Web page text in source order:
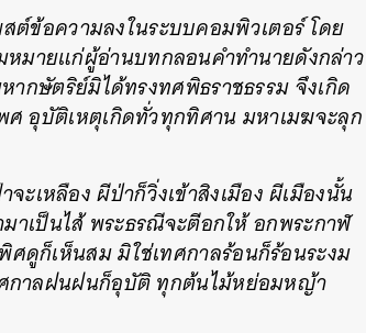
สต์ข้อความลงในระบบคอมพิวเตอร์ โดย
มายแก่ผู้อ่านบทกลอนคำทำนายดังกล่าว
ากษัตริย์มิได้ทรงทศพิธราชธรรม จึงเกิด
อุบัติเหตุเกิดทั่วทุกทิศาน มหาเมฆจะลุก
เหลือง ผีป่าก็วิ่งเข้าสิงเมือง ผีเมืองนั้น
าเป็นไส้ พระธรณีจะตีอกให้ อกพระกาฬ
ดูก็เห็นสม มิใช่เทศกาลร้อนก็ร้อนระงม
กาลฝนฝนก็อุบัติ ทุกต้นไม้หย่อมหญ้า